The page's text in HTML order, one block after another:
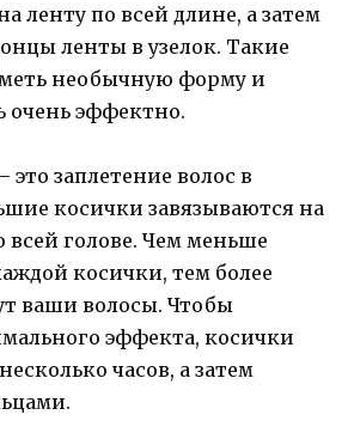
ленту по всей длине, а затем
ленты в узелок. Такие
необычную форму и
очень эффектно.
это заплетение волос в
косички завязываются на
всей голове. Чем меньше
косички, тем более
ваши волосы. Чтобы
эффекта, косички
часов, а затем